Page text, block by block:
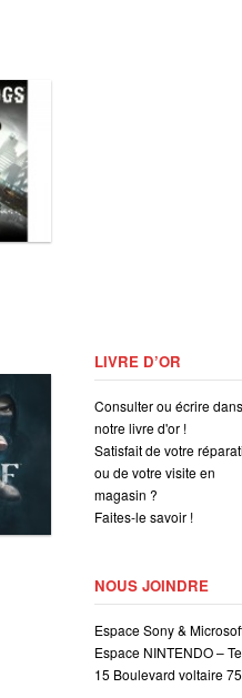
LIVRE D’OR
Consulter ou écrire dans
notre livre d'or !
Satisfait de votre
ou de votre visite en
magasin ?
Faites-le savoir !
NOUS JOINDRE
Espace Sony &
Espace NINTENDO –
15 Boulevard voltaire